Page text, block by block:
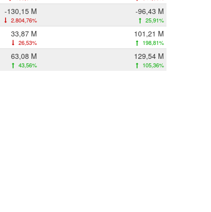
-130,15 M
2.804,76%
-96,43 M
25,91%
33,87 M
26,53%
101,21 M
198,81%
63,08 M
43,56%
129,54 M
105,36%